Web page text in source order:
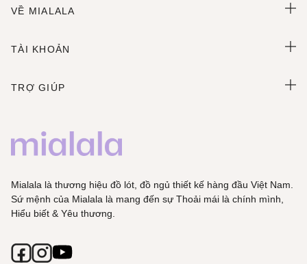
VỀ MIALALA
TÀI KHOẢN
TRỢ GIÚP
Mialala là thương hiệu đồ lót, đồ ngủ thiết kế hàng đầu Việt Nam.
Sứ mệnh của Mialala là mang đến sự Thoải mái là chính mình,
Hiểu biết & Yêu thương.